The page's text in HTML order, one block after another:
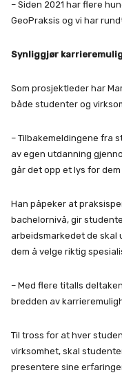
– Siden 2021 har flere
GeoPraksis og vi har
Synliggjør
Som prosjektleder har
både studenter og
– Tilbakemeldingene fra
av egen utdanning
går det opp et lys for
Han påpeker at
bachelornivå, gir
arbeidsmarkedet de skal
dem å velge riktig
– Med flere titalls
bredden av
Til tross for at hver
virksomhet, skal
presentere sine